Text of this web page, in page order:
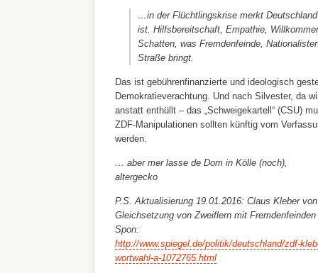
…in der Flüchtlingskrise merkt
ist. Hilfsbereitschaft, Empathie,
Schatten, was Fremdenfeinde,
Straße bringt.
Das ist gebührenfinanzierte und ideologisch
Demokratieverachtung. Und nach Silvester, da
anstatt enthüllt – das „Schweigekartell“ (CSU)
ZDF-Manipulationen sollten künftig vom
werden.
… aber mer lasse de Dom in Kölle (noch),
altergecko
P.S. Aktualisierung 19.01.2016: Claus Kleber
Gleichsetzung von Zweiflern mit
Spon:
http://www.spiegel.de/politik/deutschland/zdf-
wortwahl-a-1072765.html